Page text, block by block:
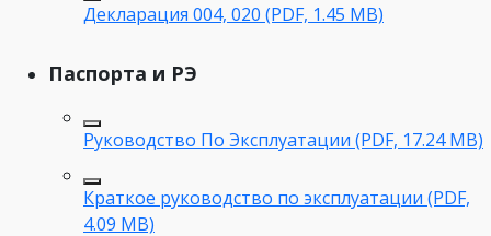
Декларация 004, 020 (PDF, 1.45 MB)
Паспорта и РЭ
Руководство По Эксплуатации (PDF, 17.24 MB)
Краткое руководство по эксплуатации (PDF,
4.09 MB)